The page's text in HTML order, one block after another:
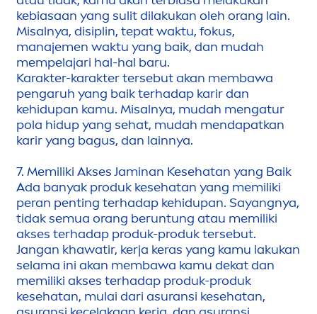
kebiasaan yang sulit dilakukan oleh orang lain.
Misalnya, disiplin, tepat waktu, fokus,
manajemen waktu yang baik, dan mudah
mempelajari hal-hal baru.
Karakter-karakter tersebut akan membawa
pengaruh yang baik terhadap karir dan
kehidupan kamu. Misalnya, mudah mengatur
pola hidup yang sehat, mudah mendapatkan
karir yang bagus, dan lainnya.
7. Memiliki Akses Jaminan Kesehatan yang Baik
Ada banyak produk kesehatan yang memiliki
peran penting terhadap kehidupan. Sayangnya,
tidak semua orang beruntung atau memiliki
akses terhadap produk-produk tersebut.
Jangan khawatir, kerja keras yang kamu lakukan
selama ini akan membawa kamu dekat dan
memiliki akses terhadap produk-produk
kesehatan, mulai dari asuransi kesehatan,